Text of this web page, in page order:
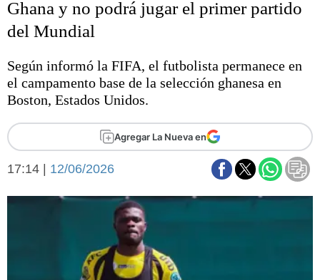
Opinión
Liga del Sur
Básquetbol
Fútbol
Aplausos
Cines
Economía y campo
Economía y finanzas
Con el campo
Espacio empresas
Sociedad
Tecnología
Turismo
Ghana y no podrá jugar el primer partido
del Mundial
Según informó la FIFA, el futbolista permanece en
el campamento base de la selección ghanesa en
Boston, Estados Unidos.
Agregar La Nueva en
17:14 | 12/06/2026